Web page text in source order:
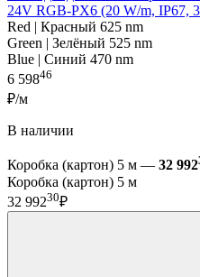
24V RGB-PX6 (20 W/m, IP67,
Red | Красный 625 nm
Green | Зелёный 525 nm
Blue | Синий 470 nm
6 59846
₽/м
В наличии
Коробка (картон) 5 м — 32 992
Коробка (картон) 5 м
32 99230₽